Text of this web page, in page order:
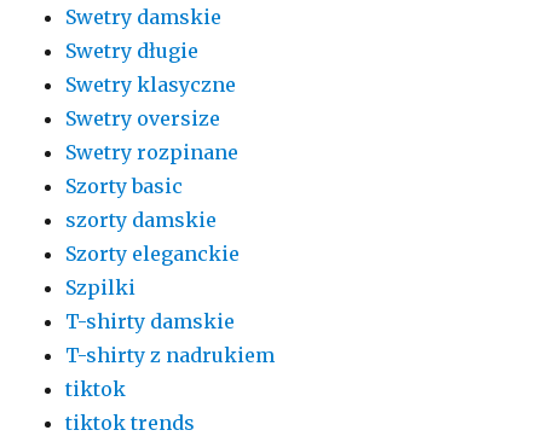
Swetry damskie
Swetry długie
Swetry klasyczne
Swetry oversize
Swetry rozpinane
Szorty basic
szorty damskie
Szorty eleganckie
Szpilki
T-shirty damskie
T-shirty z nadrukiem
tiktok
tiktok trends